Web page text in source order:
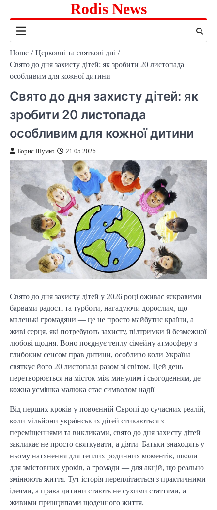
content
Rodis News
Home
Церковні та святкові дні
Свято до дня захисту дітей: як зробити 20 листопада
особливим для кожної дитини
Свято до дня захисту дітей: як
зробити 20 листопада
особливим для кожної дитини
Борис Шумко 21.05.2026
Свято до дня захисту дітей у 2026 році оживає яскравими
барвами радості та турботи, нагадуючи дорослим, що
маленькі громадяни — це не просто майбутнє країни, а
живі серця, які потребують захисту, підтримки й безмежної
любові щодня. Воно поєднує теплу сімейну атмосферу з
глибоким сенсом прав дитини, особливо коли Україна
святкує його 20 листопада разом зі світом. Цей день
перетворюється на місток між минулим і сьогоденням, де
кожна усмішка малюка стає символом надії.
Від перших кроків у повоєнній Європі до сучасних реалій,
коли мільйони українських дітей стикаються з
переміщеннями та викликами, свято до дня захисту дітей
закликає не просто святкувати, а діяти. Батьки знаходять у
ньому натхнення для теплих родинних моментів, школи —
для змістовних уроків, а громади — для акцій, що реально
змінюють життя. Тут історія переплітається з практичними
ідеями, а права дитини стають не сухими статтями, а
живими принципами щоденного життя.